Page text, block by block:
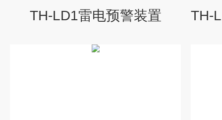
TH-LD1雷电预警装置